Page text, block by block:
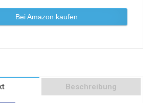
Bei Amazon kaufen
Beschreibung